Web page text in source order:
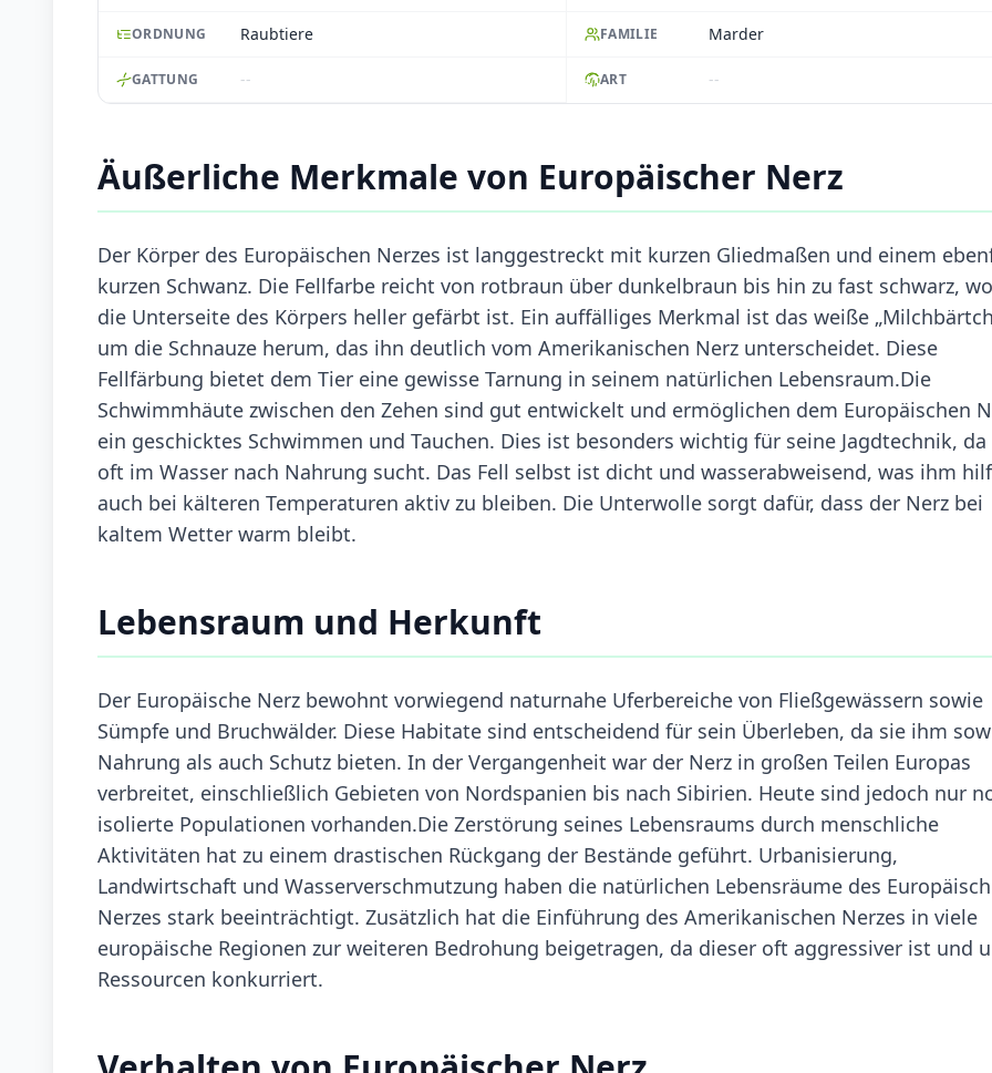
ORDNUNG Raubtiere FAMILIE Marder
GATTUNG -- ART --
Äußerliche Merkmale von Europäischer Nerz
Der Körper des Europäischen Nerzes ist langgestreckt mit kurzen Gliedmaßen und einem
kurzen Schwanz. Die Fellfarbe reicht von rotbraun über dunkelbraun bis hin zu fast schwarz,
die Unterseite des Körpers heller gefärbt ist. Ein auffälliges Merkmal ist das weiße
um die Schnauze herum, das ihn deutlich vom Amerikanischen Nerz unterscheidet. Diese
Fellfärbung bietet dem Tier eine gewisse Tarnung in seinem natürlichen Lebensraum.Die
Schwimmhäute zwischen den Zehen sind gut entwickelt und ermöglichen dem Europäischen
ein geschicktes Schwimmen und Tauchen. Dies ist besonders wichtig für seine Jagdtechnik, da
oft im Wasser nach Nahrung sucht. Das Fell selbst ist dicht und wasserabweisend, was ihm
auch bei kälteren Temperaturen aktiv zu bleiben. Die Unterwolle sorgt dafür, dass der Nerz bei
kaltem Wetter warm bleibt.
Lebensraum und Herkunft
Der Europäische Nerz bewohnt vorwiegend naturnahe Uferbereiche von Fließgewässern sowie
Sümpfe und Bruchwälder. Diese Habitate sind entscheidend für sein Überleben, da sie ihm
Nahrung als auch Schutz bieten. In der Vergangenheit war der Nerz in großen Teilen Europas
verbreitet, einschließlich Gebieten von Nordspanien bis nach Sibirien. Heute sind jedoch nur
isolierte Populationen vorhanden.Die Zerstörung seines Lebensraums durch menschliche
Aktivitäten hat zu einem drastischen Rückgang der Bestände geführt. Urbanisierung,
Landwirtschaft und Wasserverschmutzung haben die natürlichen Lebensräume des
Nerzes stark beeinträchtigt. Zusätzlich hat die Einführung des Amerikanischen Nerzes in viele
europäische Regionen zur weiteren Bedrohung beigetragen, da dieser oft aggressiver ist und
Ressourcen konkurriert.